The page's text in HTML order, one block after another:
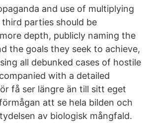
and use of multiplying
parties should be
depth, publicly naming the
the goals they seek to achieve,
all debunked cases of hostile
with a detailed
få ser längre än till sitt eget
att se hela bilden och
av biologisk mångfald.